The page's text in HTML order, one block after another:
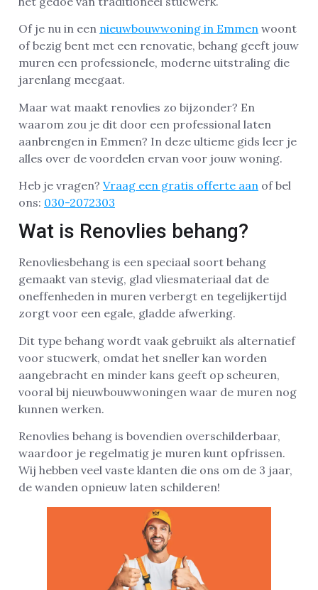
Of je nu in een nieuwbouwwoning in Emmen woont
of bezig bent met een renovatie, behang geeft jouw
muren een professionele, moderne uitstraling die
jarenlang meegaat.
Maar wat maakt renovlies zo bijzonder? En
waarom zou je dit door een professional laten
aanbrengen in Emmen? In deze ultieme gids leer je
alles over de voordelen ervan voor jouw woning.
Heb je vragen? Vraag een gratis offerte aan of bel
ons: 030-2072303
Wat is Renovlies behang?
Renovliesbehang is een speciaal soort behang
gemaakt van stevig, glad vliesmateriaal dat de
oneffenheden in muren verbergt en tegelijkertijd
zorgt voor een egale, gladde afwerking.
Dit type behang wordt vaak gebruikt als alternatief
voor stucwerk, omdat het sneller kan worden
aangebracht en minder kans geeft op scheuren,
vooral bij nieuwbouwwoningen waar de muren nog
kunnen werken.
Renovlies behang is bovendien overschilderbaar,
waardoor je regelmatig je muren kunt opfrissen.
Wij hebben veel vaste klanten die ons om de 3 jaar,
de wanden opnieuw laten schilderen!